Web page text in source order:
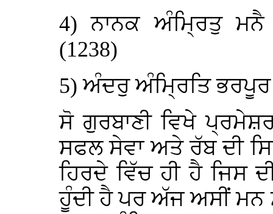
4) ਨਾਨਕ ਅੰਮ੍ਰਿਤੁ ਮਨੈ
(1238)
5) ਅੰਦਰੁ ਅੰਮ੍ਰਿਤਿ ਭਰਪੂਰ
ਸੋ ਗੁਰਬਾਣੀ ਵਿਖੇ
ਸਫਲ ਸੇਵਾ ਅਤੇ ਰੱਬ ਦੀ
ਹਿਰਦੇ ਵਿੱਚ ਹੀ ਹੈ ਜਿਸ
ਹੂੰਦੀ ਹੈ ਪਰ ਅੱਜ ਅਸੀਂ ਮਨ